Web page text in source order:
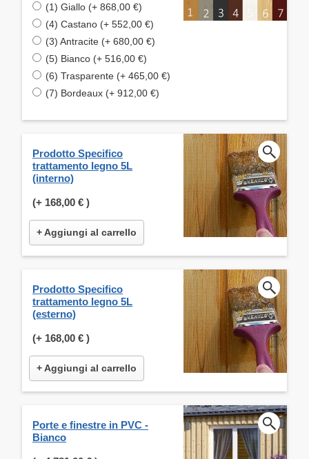
(1) Giallo (+ 868,00 €)
(4) Castano (+ 552,00 €)
(3) Antracite (+ 680,00 €)
(5) Bianco (+ 516,00 €)
(6) Trasparente (+ 465,00 €)
(7) Bordeaux (+ 912,00 €)
Prodotto Specifico
trattamento legno 5L
(interno)
(+ 168,00 € )
+ Aggiungi al carrello
Prodotto Specifico
trattamento legno 5L
(esterno)
(+ 168,00 € )
+ Aggiungi al carrello
Porte e finestre in PVC -
Bianco